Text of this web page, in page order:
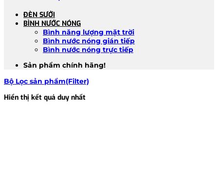
ĐÈN SƯỞI
BÌNH NƯỚC NÓNG
Bình năng lượng mặt trời
Bình nước nóng gián tiếp
Bình nước nóng trực tiếp
Sản phẩm chính hãng!
Bộ Lọc sản phẩm(Filter)
Hiển thị kết quả duy nhất